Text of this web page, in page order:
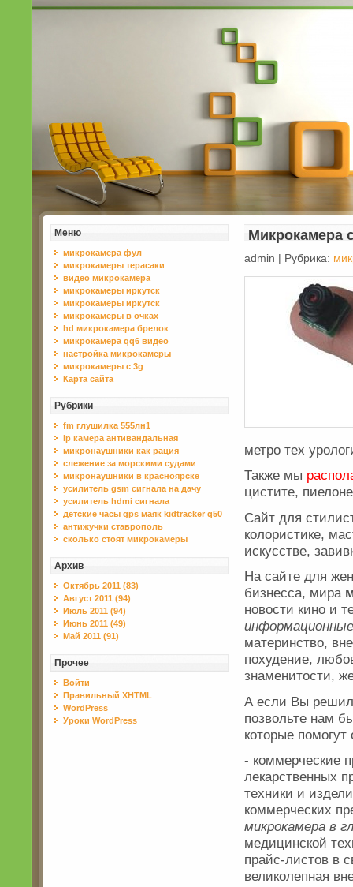
Меню
микрокамера фул
микрокамеры терасаки
видео микрокамера
микрокамеры иркутск
микрокамеры иркутск
микрокамеры в очках
hd микрокамера брелок
микрокамера qq6 видео
настройка микрокамеры
микрокамеры с 3g
Карта сайта
Рубрики
fm глушилка 555лн1
ip камера антивандальная
микронаушники как рация
слежение за морскими судами
микронаушники в красноярске
усилитель gsm сигнала на дачу
усилитель hdmi сигнала
детские часы gps маяк kidtracker q50
антижучки ставрополь
сколько стоят микрокамеры
Архив
Октябрь 2011 (83)
Август 2011 (94)
Июль 2011 (94)
Июнь 2011 (49)
Май 2011 (91)
Прочее
Войти
Правильный XHTML
WordPress
Уроки WordPress
Микрокамера
admin | Рубрика:
метро тех
Также мы
цистите,
Сайт для
колористике,
искусстве,
На сайте для
бизнесса, мира
новости кино и
информационные
материнство,
похудение,
знаменитости,
А если Вы
позвольте нам
которые
- коммерческие
лекарственных
техники и
коммерческих
микрокамера в
медицинской
прайс-листов в
великолепная